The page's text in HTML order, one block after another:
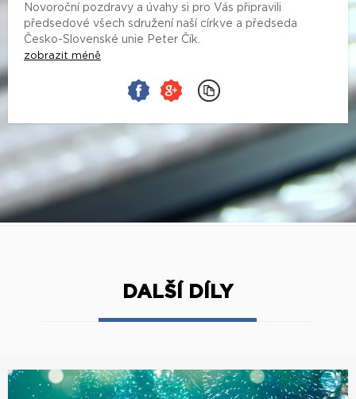
Novoroční pozdravy a úvahy si pro Vás připravili
předsedové všech sdružení naší církve a předseda
Česko-Slovenské unie Peter Čík.
zobrazit méně
DALŠÍ DÍLY